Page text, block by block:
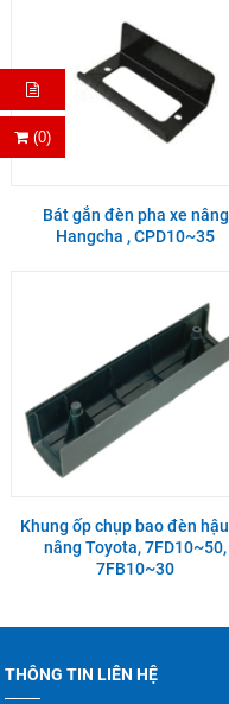
(0)
Bát gắn đèn pha xe nâng
Hangcha , CPD10~35
Khung ốp chụp bao đèn
nâng Toyota, 7FD10~50,
7FB10~30
THÔNG TIN LIÊN HỆ